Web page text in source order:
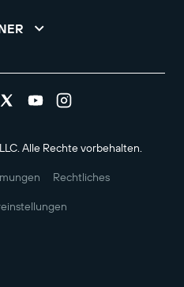
Alle Rechte vorbehalten.
Rechtliches